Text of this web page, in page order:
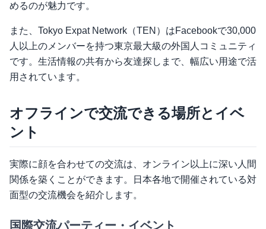
めるのが魅力です。
また、Tokyo Expat Network（TEN）はFacebookで30,000
人以上のメンバーを持つ東京最大級の外国人コミュニティ
です。生活情報の共有から友達探しまで、幅広い用途で活
用されています。
オフラインで交流できる場所とイベ
ント
実際に顔を合わせての交流は、オンライン以上に深い人間
関係を築くことができます。日本各地で開催されている対
面型の交流機会を紹介します。
国際交流パーティー・イベント